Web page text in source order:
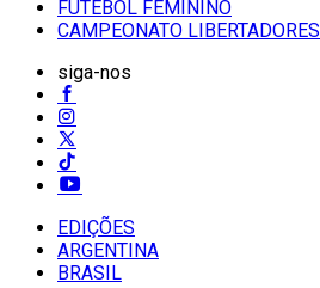
FUTEBOL FEMININO
CAMPEONATO LIBERTADORES
siga-nos
EDIÇÕES
ARGENTINA
BRASIL